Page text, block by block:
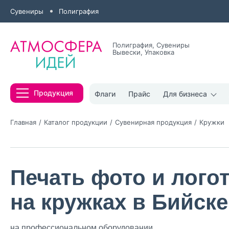
Сувениры Полиграфия
Полиграфия, Сувениры
Вывески, Упаковка
Продукция Флаги Прайс Для бизнеса
Главная Каталог продукции Сувенирная продукция Кружки
Печать фото и
на кружках в Бийске
политикой
Нажимая на